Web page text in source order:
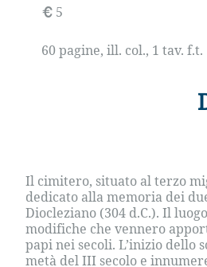
5
60 pagine, ill. col., 1 tav. f.t.
Il cimitero, situato al terzo
dedicato alla memoria dei
Diocleziano (304 d.C.). Il
modifiche che vennero
papi nei secoli. L’inizio dello
metà del III secolo e